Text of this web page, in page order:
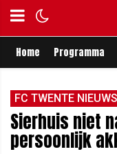
Home Programma
FC TWENTE NIEUWS
Sierhuis niet
persoonlijk